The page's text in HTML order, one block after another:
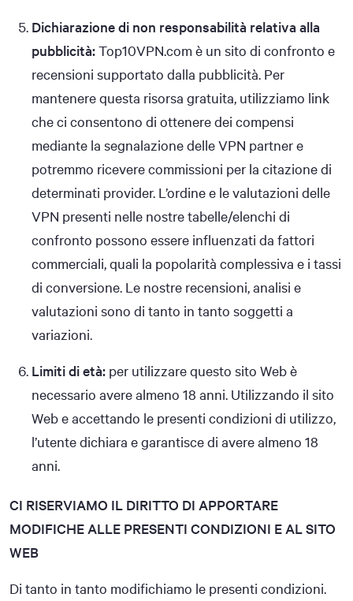
Dichiarazione di non responsabilità relativa alla
pubblicità:Top10VPN.com è un sito di confronto e
recensioni supportato dalla pubblicità. Per
mantenere questa risorsa gratuita, utilizziamo link
che ci consentono di ottenere dei compensi
mediante la segnalazione delle VPN partner e
potremmo ricevere commissioni per la citazione di
determinati provider. L’ordine e le valutazioni delle
VPN presenti nelle nostre tabelle/elenchi di
confronto possono essere influenzati da fattori
commerciali, quali la popolarità complessiva e i tassi
di conversione. Le nostre recensioni, analisi e
valutazioni sono di tanto in tanto soggetti a
variazioni.
Limiti di età: per utilizzare questo sito Web è
necessario avere almeno 18 anni. Utilizzando il sito
Web e accettando le presenti condizioni di utilizzo,
l’utente dichiara e garantisce di avere almeno 18
anni.
CI RISERVIAMO IL DIRITTO DI APPORTARE
MODIFICHE ALLE PRESENTI CONDIZIONI E AL SITO
WEB
Di tanto in tanto modifichiamo le presenti condizioni.